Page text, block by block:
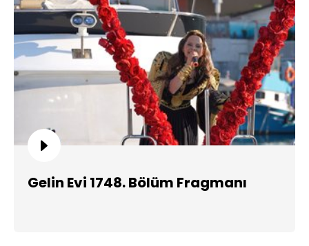
Gelin Evi 1748. Bölüm Fragmanı